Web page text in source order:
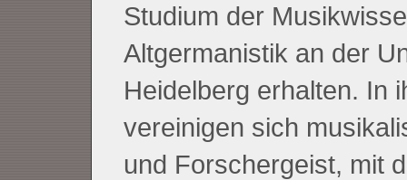
Studium der
Altgermanistik an der
Heidelberg erhalten. In
vereinigen sich
und Forschergeist, mit